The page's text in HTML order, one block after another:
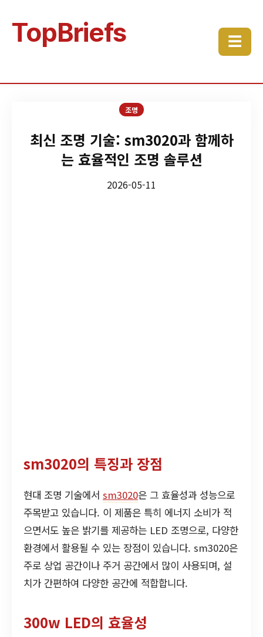
TopBriefs ☰
조명
최신 조명 기술: sm3020과 함께하
는 효율적인 조명 솔루션
2026-05-11
sm3020의 특징과 장점
현대 조명 기술에서 sm3020은 그 효율성과 성능으로
주목받고 있습니다. 이 제품은 특히 에너지 소비가 적
으면서도 높은 밝기를 제공하는 LED 조명으로, 다양한
환경에서 활용될 수 있는 장점이 있습니다. sm3020은
주로 상업 공간이나 주거 공간에서 많이 사용되며, 설
치가 간편하여 다양한 공간에 적합합니다.
300w LED의 효율성